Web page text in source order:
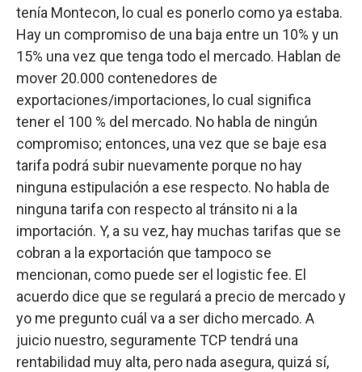
tenía Montecon, lo cual es ponerlo como ya estaba.
Hay un compromiso de una baja entre un 10% y un
15% una vez que tenga todo el mercado. Hablan de
mover 20.000 contenedores de
exportaciones/importaciones, lo cual significa
tener el 100 % del mercado. No habla de ningún
compromiso; entonces, una vez que se baje esa
tarifa podrá subir nuevamente porque no hay
ninguna estipulación a ese respecto. No habla de
ninguna tarifa con respecto al tránsito ni a la
importación. Y, a su vez, hay muchas tarifas que se
cobran a la exportación que tampoco se
mencionan, como puede ser el logistic fee. El
acuerdo dice que se regulará a precio de mercado y
yo me pregunto cuál va a ser dicho mercado. A
juicio nuestro, seguramente TCP tendrá una
rentabilidad muy alta, pero nada asegura, quizá sí,